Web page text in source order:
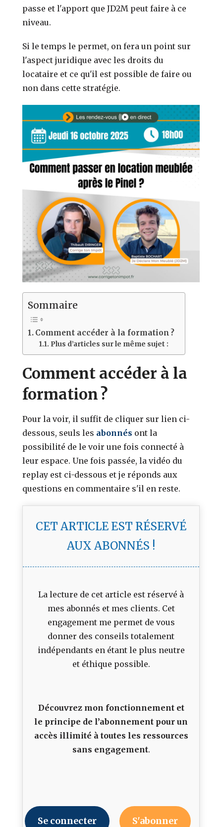
passe et l'apport que JD2M peut faire à ce
niveau.
Si le temps le permet, on fera un point sur
l'aspect juridique avec les droits du
locataire et ce qu'il est possible de faire ou
non dans cette stratégie.
Sommaire
Comment accéder à la formation ?
Plus d’articles sur le même sujet :
Comment accéder à la
formation ?
Pour la voir, il suffit de cliquer sur lien ci-
dessous, seuls les abonnés ont la
possibilité de le voir une fois connecté à
leur espace. Une fois passée, la vidéo du
replay est ci-dessous et je réponds aux
questions en commentaire s'il en reste.
CET ARTICLE EST RÉSERVÉ
AUX ABONNÉS !
La lecture de cet article est réservé à
mes abonnés et mes clients. Cet
engagement me permet de vous
donner des conseils totalement
indépendants en étant le plus neutre
et éthique possible.
Découvrez mon fonctionnement et
le principe de l’abonnement pour un
accès illimité à toutes les ressources
sans engagement.
Se connecter S'abonner